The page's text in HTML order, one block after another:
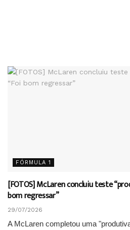
FÓRMULA 1
[FOTOS] McLaren concluiu teste
bom regressar”
29/07/2026
A McLaren completou uma